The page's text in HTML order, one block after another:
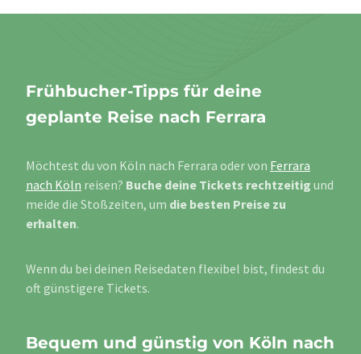
Frühbucher-Tipps für deine
geplante Reise nach Ferrara
Möchtest du von Köln nach Ferrara oder von Ferrara
nach Köln reisen? Buche deine Tickets rechtzeitig und
meide die Stoßzeiten, um die besten Preise zu
erhalten.
Wenn du bei deinen Reisedaten flexibel bist, findest du
oft günstigere Tickets.
Bequem und günstig von Köln nach